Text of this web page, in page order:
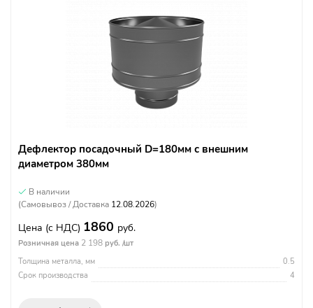
Дефлектор посадочный D=180мм с внешним
диаметром 380мм
В наличии
(Самовывоз / Доставка 12.08.2026)
Цена (с НДС) 1860 руб.
Розничная цена 2 198 руб. /шт
Толщина металла, мм
0.5
Срок производства
4